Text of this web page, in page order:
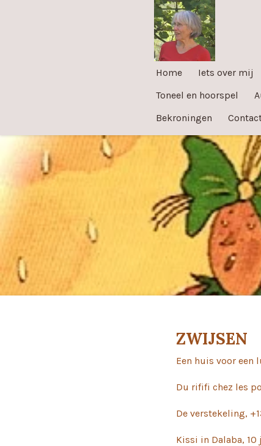
Home Iets over mij
Toneel en hoorspel
Bekroningen
ZWIJSEN
Een huis voor een
Du rififi chez les
De verstekeling,
Kissi in Dalaba, 10